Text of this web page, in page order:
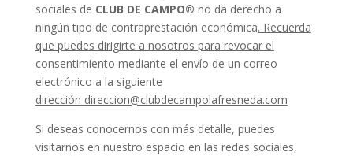
sociales de CLUB DE CAMPO® no da derecho a
ningún tipo de contraprestación económica. Recuerda
que puedes dirigirte a nosotros para revocar el
consentimiento mediante el envío de un correo
electrónico a la siguiente
dirección direccion@clubdecampolafresneda.com
Si deseas conocernos con más detalle, puedes
visitarnos en nuestro espacio en las redes sociales,